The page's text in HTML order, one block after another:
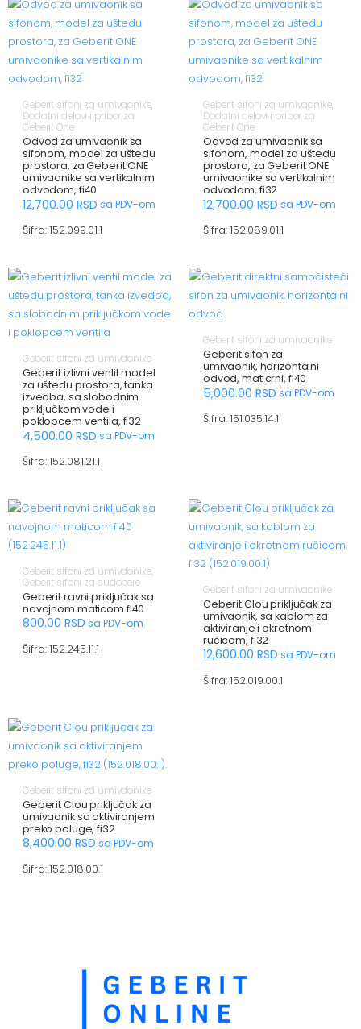
Geberit sifoni za umivaonike,
Dodatni delovi i pribor za
Geberit One
Odvod za umivaonik sa
sifonom, model za uštedu
prostora, za Geberit ONE
umivaonike sa vertikalnim
odvodom, fi40
12,700.00 RSD sa PDV-om
Šifra: 152.099.01.1
Geberit sifoni za umivaonike,
Dodatni delovi i pribor za
Geberit One
Odvod za umivaonik sa
sifonom, model za uštedu
prostora, za Geberit ONE
umivaonike sa vertikalnim
odvodom, fi32
12,700.00 RSD sa PDV-om
Šifra: 152.089.01.1
Geberit sifoni za umivaonike
Geberit izlivni ventil model
za uštedu prostora, tanka
izvedba, sa slobodnim
priključkom vode i
poklopcem ventila, fi32
4,500.00 RSD sa PDV-om
Šifra: 152.081.21.1
Geberit sifoni za umivaonike
Geberit sifon za
umivaonik, horizontalni
odvod, mat crni, fi40
5,000.00 RSD sa PDV-om
Šifra: 151.035.14.1
Geberit sifoni za umivaonike,
Geberit sifoni za sudopere
Geberit ravni priključak sa
navojnom maticom fi40
800.00 RSD sa PDV-om
Šifra: 152.245.11.1
Geberit sifoni za umivaonike
Geberit Clou priključak za
umivaonik, sa kablom za
aktiviranje i okretnom
ručicom, fi32
12,600.00 RSD sa PDV-om
Šifra: 152.019.00.1
Geberit sifoni za umivaonike
Geberit Clou priključak za
umivaonik sa aktiviranjem
preko poluge, fi32
8,400.00 RSD sa PDV-om
Šifra: 152.018.00.1